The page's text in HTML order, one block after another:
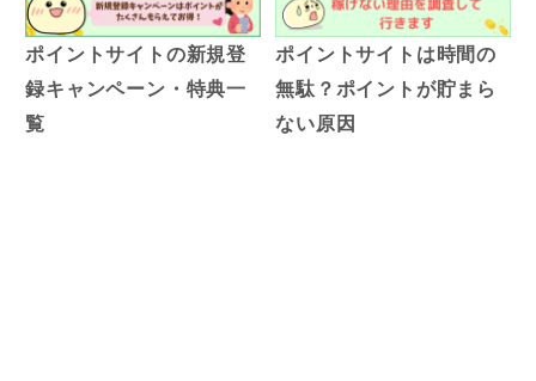
ポイントサイトの新規登
録キャンペーン・特典一
覧
ポイントサイトは時間の
無駄？ポイントが貯まら
ない原因